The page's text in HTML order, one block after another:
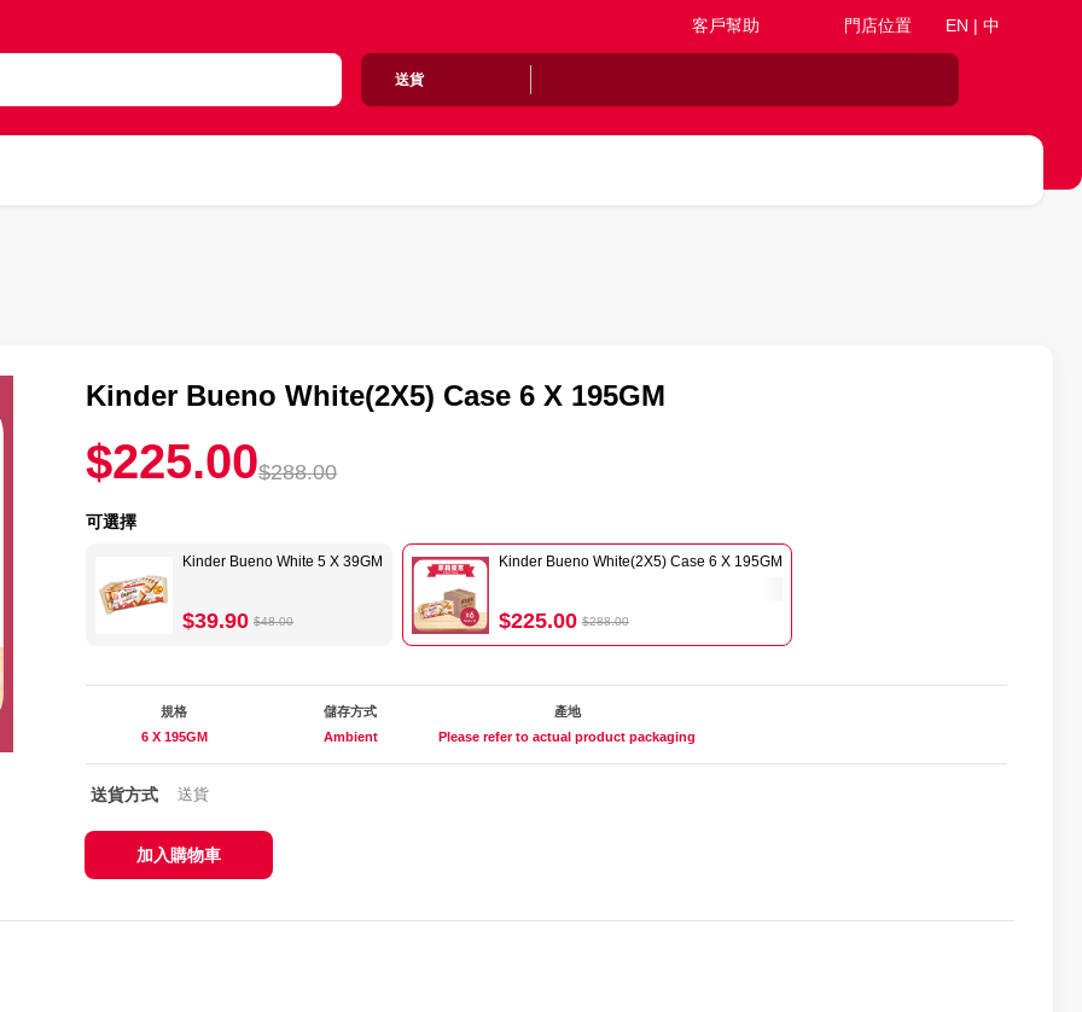
客戶幫助 門店位置 EN | 中
送貨
Kinder Bueno White(2X5) Case 6 X 195GM
$225.00$288.00
可選擇
Kinder Bueno White 5 X 39GM
$39.90 $48.00
Kinder Bueno White(2X5) Case 6 X 195GM
$225.00 $288.00
規格
6 X 195GM
儲存方式
Ambient
產地
Please refer to actual product packaging
送貨方式 送貨
加入購物車